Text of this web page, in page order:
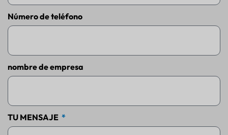
Número de teléfono
nombre de empresa
TU MENSAJE